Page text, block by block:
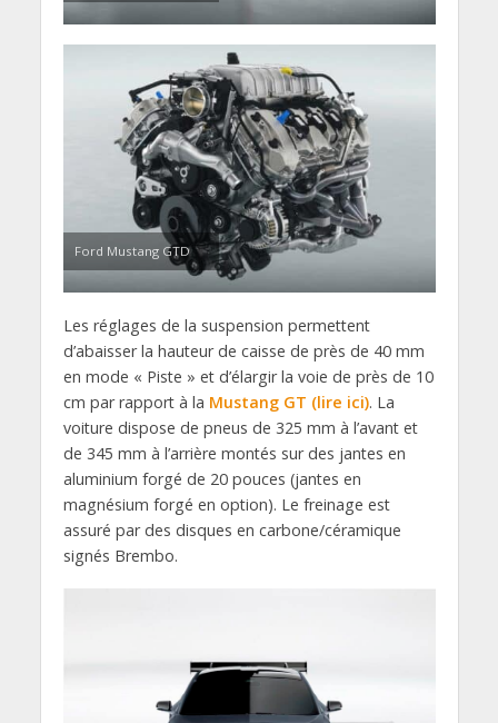
Ford Mustang GTD
Les réglages de la suspension permettent
d’abaisser la hauteur de caisse de près de 40 mm
en mode « Piste » et d’élargir la voie de près de 10
cm par rapport à la Mustang GT (lire ici). La
voiture dispose de pneus de 325 mm à l’avant et
de 345 mm à l’arrière montés sur des jantes en
aluminium forgé de 20 pouces (jantes en
magnésium forgé en option). Le freinage est
assuré par des disques en carbone/céramique
signés Brembo.